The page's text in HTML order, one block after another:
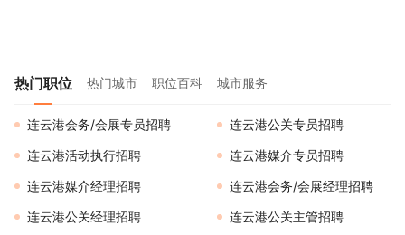
热门职位 热门城市 职位百科 城市服务
连云港会务/会展专员招聘
连云港公关专员招聘
连云港活动执行招聘
连云港媒介专员招聘
连云港媒介经理招聘
连云港会务/会展经理招聘
连云港公关经理招聘
连云港公关主管招聘